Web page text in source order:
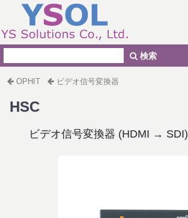
OPHIT ビデオ信号変換器
HSC
ビデオ信号変換器 (HDMI → SDI)
検索